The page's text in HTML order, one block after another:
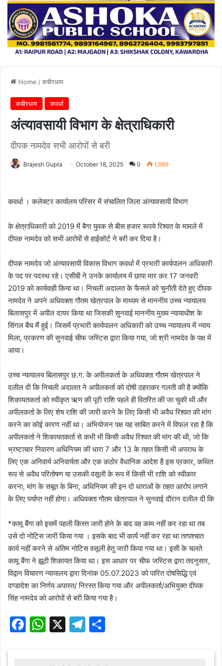
Home /कबीरधाम
कबीरधाम कवर्धा
अंत्यावसायी विभाग के क्षेत्राधिकारी
दीपक नामदेव सभी आरोपों से बरी
Brajesh Gupta October 18, 2025 0 1,986
कवर्धा । कलेक्टर कार्यालय परिसर में संचालित जिला अंत्यावसायी विभाग
के क्षेत्राधिकारी को 2019 में बैगा युवक से बीस हजार रूपये रिश्वत के मामले में
दीपक नामदेव को सभी आरोपों से हाईकोर्ट ने बरी कर दिया है।
दीपक नामदेव जो अंत्यावसायी विकास विभाग कवर्धा में प्रभारी कार्यपालन अधिकारी
के पद पर पदस्थ रहे। एसीबी ने उनके कार्यालय में छापा मार कर 17 जनवरी
2019 को कार्यवाही किया था। निचली अदालत के फैसले को चुनौती देते हुए दीपक
नामदेव ने अपने अधिवक्ता गौतम खेत्रपाल के माध्यम से माननीय उच्च न्यायालय
बिलासपुर में अपील दायर किया था जिसकी सुनवाई माननीय मुख्य न्यायाधीश के
सिंगल बैंच मैं हुई। जिसमें प्रभारी कार्यपालन अधिकारी को उच्च न्यायालय में न्याय
मिला, प्रकरण की सुनवाई चीफ जस्टिस द्वारा किया गया, जो श्री नामदेव के पक्ष में
आया।
उच्च न्यायालय बिलासपुर छ.ग. के अपीलकर्ता के अधिवक्ता गौतम खेत्रपाल ने
दलील दी कि निचली अदालत ने अपीलकर्ता को दोषी ठहराकर गलती की है क्योंकि
शिकायतकर्ता को स्वीकृत ऋण की पूरी राशि पहले ही वितरित की जा चुकी थी और
अपीलकर्ता के लिए शेष राशि की जारी करने के लिए किसी भी अवैध रिश्वत की मांग
करने का कोई कारण नहीं था। अभियोजन पक्ष यह साबित करने में विफल रहा है कि
अपीलकर्ता ने शिकायतकर्ता से कभी भी किसी अवैध रिश्वत की मांग की थी, जो कि
भ्रष्टाचार निवारण अधिनियम की धारा 7 और 13 के तहत किसी भी अपराध के
लिए एक अनिवार्य अनिवार्यता और एक कठोर वैधानिक आदेश है इस प्रकार, कथित
रूप से अवैध परितोषण या उसकी वसूली के रूप में किसी भी राशि को स्वीकार
करना, मांग के सबूत के बिना, अधिनियम की इन दो धाराओं के तहत आरोप लगाने
के लिए पर्याप्त नहीं होगा। अधिवक्ता गौतम खेत्रपाल ने सुनवाई दौरान दलील दी कि
*कामू बैंगा को इसमें पहली किस्त जारी होने के बाद वह काम नहीं कर रहा था तब
उसे दो नोटिस जारी किया गया । इसके बाद भी कार्य नहीं कर रहा था तत्पश्चात
कार्य नहीं करने से अंतिम नोटिस वसूली हेतु जारी किया गया था। इसी के चलते
कामू बैंगा ने झूठी शिकायत किया था। इस आधार पर चीफ जस्टिस द्वारा तदनुसार,
विद्वान विचारण न्यायालय द्वारा दिनांक 05.07.2023 को पारित दोषसिद्धि एवं
दण्डादेश का निर्णय अपास्त/ निरस्त किया गया और अपीलकर्ता/अभियुक्त दीपक
सिंह नामदेव को आरोपों से बरी किया गया है।
F
W X
T